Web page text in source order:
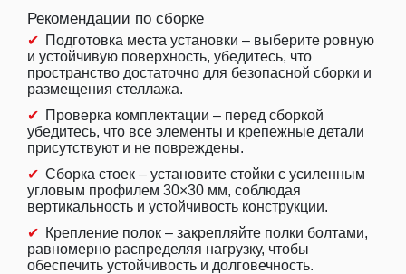
Рекомендации по сборке
Подготовка места установки – выберите ровную
и устойчивую поверхность, убедитесь, что
пространство достаточно для безопасной сборки и
размещения стеллажа.
Проверка комплектации – перед сборкой
убедитесь, что все элементы и крепежные детали
присутствуют и не повреждены.
Сборка стоек – установите стойки с усиленным
угловым профилем 30×30 мм, соблюдая
вертикальность и устойчивость конструкции.
Крепление полок – закрепляйте полки болтами,
равномерно распределяя нагрузку, чтобы
обеспечить устойчивость и долговечность.